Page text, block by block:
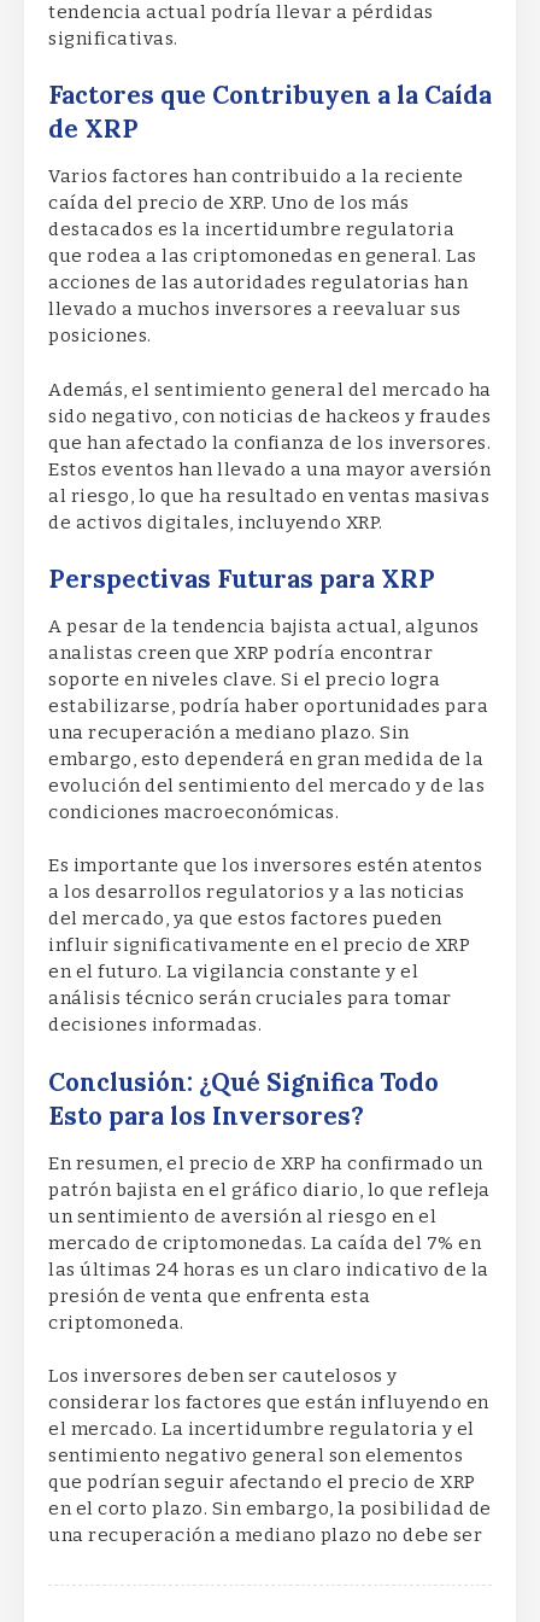
tendencia actual podría llevar a pérdidas
significativas.
Factores que Contribuyen a la Caída
de XRP
Varios factores han contribuido a la reciente
caída del precio de XRP. Uno de los más
destacados es la incertidumbre regulatoria
que rodea a las criptomonedas en general. Las
acciones de las autoridades regulatorias han
llevado a muchos inversores a reevaluar sus
posiciones.
Además, el sentimiento general del mercado ha
sido negativo, con noticias de hackeos y fraudes
que han afectado la confianza de los inversores.
Estos eventos han llevado a una mayor aversión
al riesgo, lo que ha resultado en ventas masivas
de activos digitales, incluyendo XRP.
Perspectivas Futuras para XRP
A pesar de la tendencia bajista actual, algunos
analistas creen que XRP podría encontrar
soporte en niveles clave. Si el precio logra
estabilizarse, podría haber oportunidades para
una recuperación a mediano plazo. Sin
embargo, esto dependerá en gran medida de la
evolución del sentimiento del mercado y de las
condiciones macroeconómicas.
Es importante que los inversores estén atentos
a los desarrollos regulatorios y a las noticias
del mercado, ya que estos factores pueden
influir significativamente en el precio de XRP
en el futuro. La vigilancia constante y el
análisis técnico serán cruciales para tomar
decisiones informadas.
Conclusión: ¿Qué Significa Todo
Esto para los Inversores?
En resumen, el precio de XRP ha confirmado un
patrón bajista en el gráfico diario, lo que refleja
un sentimiento de aversión al riesgo en el
mercado de criptomonedas. La caída del 7% en
las últimas 24 horas es un claro indicativo de la
presión de venta que enfrenta esta
criptomoneda.
Los inversores deben ser cautelosos y
considerar los factores que están influyendo en
el mercado. La incertidumbre regulatoria y el
sentimiento negativo general son elementos
que podrían seguir afectando el precio de XRP
en el corto plazo. Sin embargo, la posibilidad de
una recuperación a mediano plazo no debe ser